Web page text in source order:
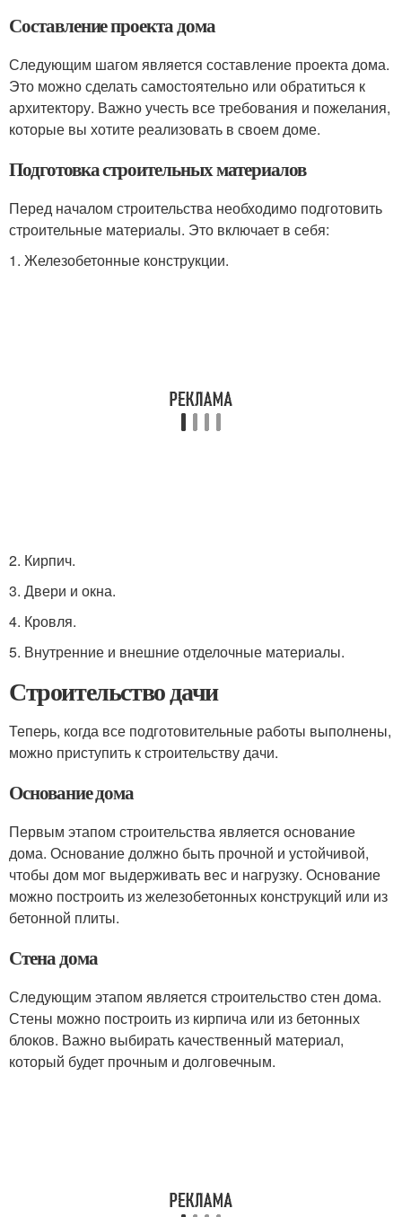
Составление проекта дома
Следующим шагом является составление проекта дома.
Это можно сделать самостоятельно или обратиться к
архитектору. Важно учесть все требования и пожелания,
которые вы хотите реализовать в своем доме.
Подготовка строительных материалов
Перед началом строительства необходимо подготовить
строительные материалы. Это включает в себя:
1. Железобетонные конструкции.
2. Кирпич.
3. Двери и окна.
4. Кровля.
5. Внутренние и внешние отделочные материалы.
Строительство дачи
Теперь, когда все подготовительные работы выполнены,
можно приступить к строительству дачи.
Основание дома
Первым этапом строительства является основание
дома. Основание должно быть прочной и устойчивой,
чтобы дом мог выдерживать вес и нагрузку. Основание
можно построить из железобетонных конструкций или из
бетонной плиты.
Стена дома
Следующим этапом является строительство стен дома.
Стены можно построить из кирпича или из бетонных
блоков. Важно выбирать качественный материал,
который будет прочным и долговечным.